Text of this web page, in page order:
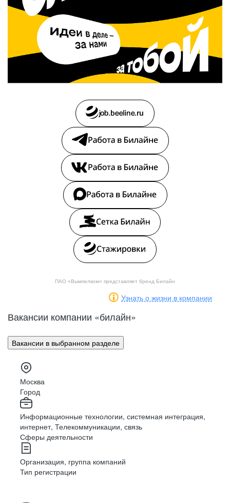
ПАО «Вымпелком» представляет бренд Билайн
Узнать о жизни в компании
Вакансии компании «билайн»
Вакансии в выбранном разделе
Москва
Город
Информационные технологии, системная интеграция,
интернет, Телекоммуникации, связь
Сферы деятельности
Организация, группа компаний
Тип регистрации